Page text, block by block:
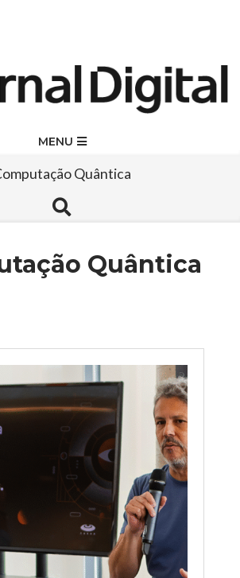
MENU
Quântica
Search
Quântica